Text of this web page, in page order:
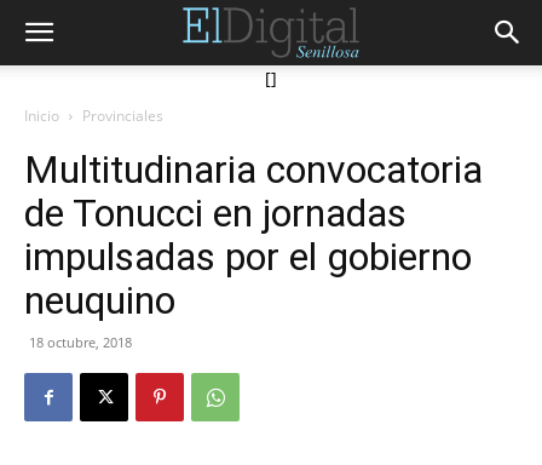
[]
Inicio Provinciales
Multitudinaria convocatoria
de Tonucci en jornadas
impulsadas por el gobierno
neuquino
18 octubre, 2018